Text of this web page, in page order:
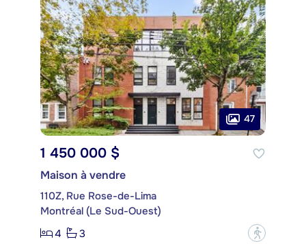
47
1 450 000 $
Maison à vendre
110Z, Rue Rose-de-Lima
Montréal (Le Sud-Ouest)
4
3 ?